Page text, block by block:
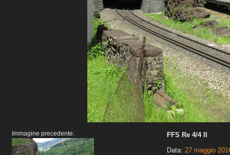
Immagine precedente:
FFS Re 4/4 II
Data: 27 maggio